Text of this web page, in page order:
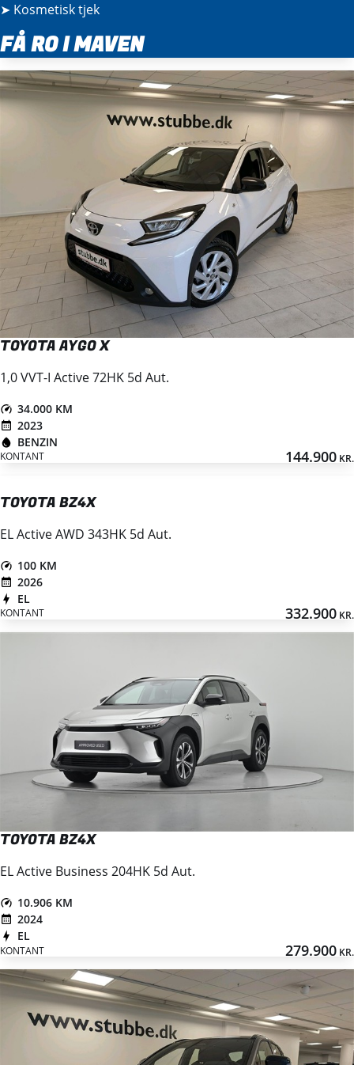
➤ Kosmetisk tjek
FÅ RO I MAVEN
TOYOTA AYGO X
1,0 VVT-I Active 72HK 5d Aut.
34.000 KM
2023
BENZIN
KONTANT 144.900 KR.
TOYOTA BZ4X
EL Active AWD 343HK 5d Aut.
100 KM
2026
EL
KONTANT 332.900 KR.
TOYOTA BZ4X
EL Active Business 204HK 5d Aut.
10.906 KM
2024
EL
KONTANT 279.900 KR.